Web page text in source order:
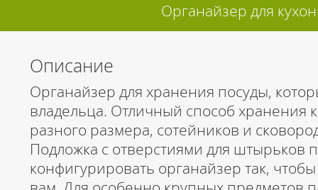
Органайзер для
Описание
Органайзер для хранения посуды,
владельца. Отличный способ хранения
разного размера, сотейников и
Подложка с отверстиями для штырьков
конфигурировать органайзер так,